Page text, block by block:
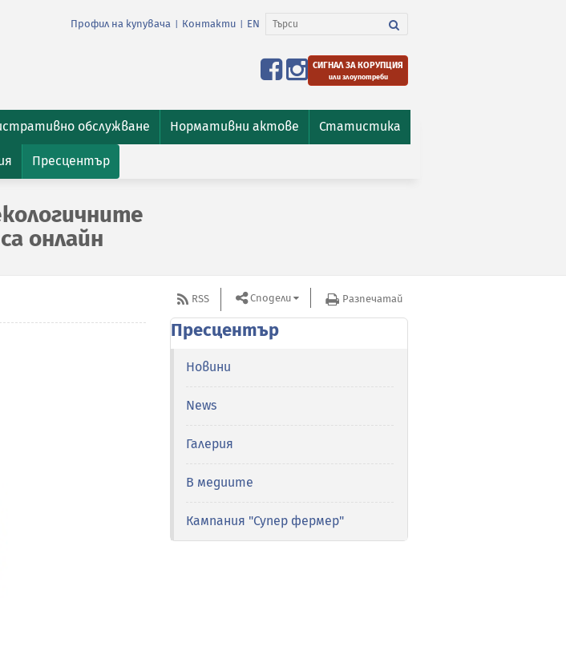
Профил на купувача Контакти EN
СИГНАЛ ЗА КОРУПЦИЯ
или злоупотреби
обслужване Нормативни актове Статистика
Пресцентър
онлайн
RSS Сподели Разпечатай
Пресцентър
Новини
News
Галерия
В медиите
Кампания "Супер фермер"